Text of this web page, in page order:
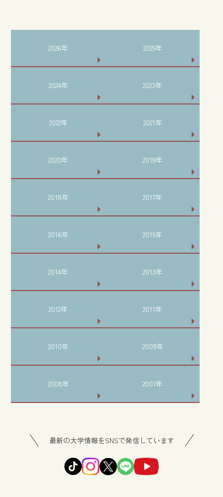
2026年 2025年
2024年 2023年
2022年 2021年
2020年 2019年
2018年 2017年
2016年 2015年
2014年 2013年
2012年 2011年
2010年 2009年
2008年 2007年
最新の大学情報をSNSで発信しています